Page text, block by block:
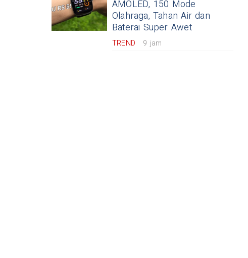
AMOLED, 150 Mode
Olahraga, Tahan Air dan
Baterai Super Awet
TREND 9 jam